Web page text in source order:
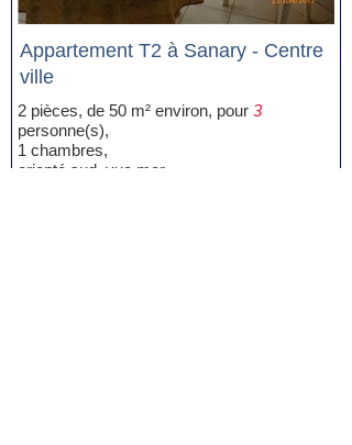
Appartement T2 à Sanary - Centre
ville
2 pièces, de 50 m² environ, pour 3
personne(s),
1 chambres,
orienté sud, vue mer,